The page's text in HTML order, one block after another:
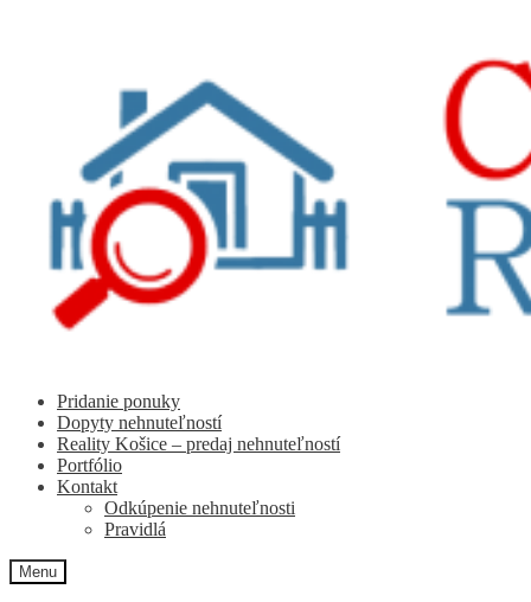
Pridanie ponuky
Dopyty nehnuteľností
Reality Košice – predaj nehnuteľností
Portfólio
Kontakt
Odkúpenie nehnuteľnosti
Pravidlá
Menu